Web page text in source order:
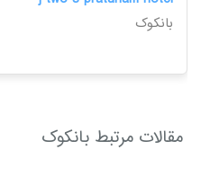
بانکوک
مقالات مرتبط بانکوک